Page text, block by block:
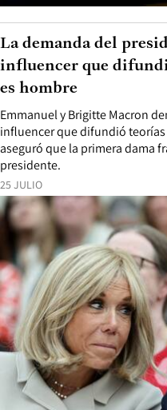
25 JULIO
Emmanuel y Brigitte Macron
influencer que difundió
aseguró que la primera dama
presidente.
La demanda del
influencer que
es hombre